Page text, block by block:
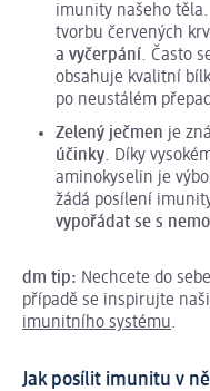
imunity našeho
tvorbu červených
a vyčerpání. Často
obsahuje kvalitní
po neustálém
Zelený ječmen je
účinky. Díky
aminokyselin je
žádá posílení
vypořádat se s
dm tip: Nechcete do
případě se inspirujte
imunitního systému.
Jak posílit imunitu v